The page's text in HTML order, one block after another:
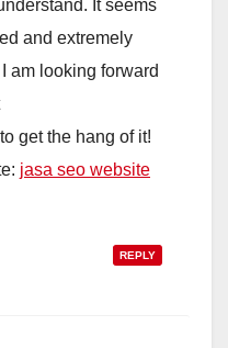
It seems
and extremely
get the hang of it!
jasa seo website
REPLY